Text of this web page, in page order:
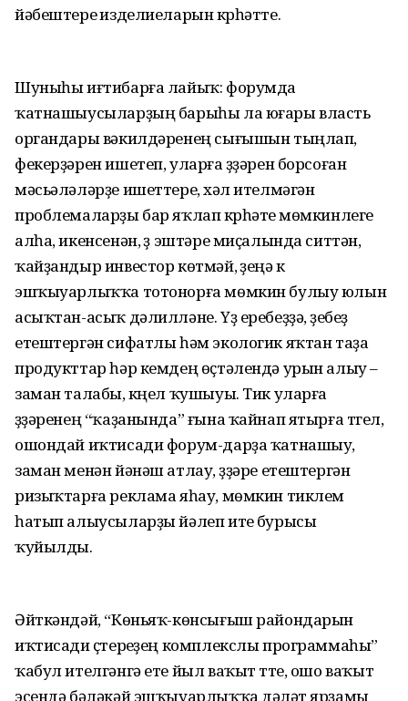
йәбештереү изделиеларын күрһәтте.
Шуныһы иғтибарға лайыҡ: форумда
ҡатнашыусыларҙың барыһы ла юғары власть
органдары вәкилдәренең сығышын тыңлап,
фекерҙәрен ишетеп, уларға үҙҙәрен борсоған
мәсьәләләрҙе ишеттереү, хәл ителмәгән
проблемаларҙы бар яҡлап күрһәтеү мөмкинлеге
алһа, икенсенән, үҙ эштәре миҫалында ситтән,
ҡайҙандыр инвестор көтмәй, үҙеңә үк
эшҡыуарлыҡҡа тотонорға мөмкин булыу юлын
асыҡтан-асыҡ дәлилләне. Үҙ еребеҙҙә, үҙебеҙ
етештергән сифатлы һәм экологик яҡтан таҙа
продукттар һәр кемдең өҫтәлендә урын алыу –
заман талабы, күңел ҡушыуы. Тик уларға
үҙҙәренең “ҡаҙанында” ғына ҡайнап ятырға түгел,
ошондай иҡтисади форум-дарҙа ҡатнашыу,
заман менән йәнәш атлау, үҙҙәре етештергән
ризыҡтарға реклама яһау, мөмкин тиклем
һатып алыусыларҙы йәлеп итеү бурысы
ҡуйылды.
Әйткәндәй, “Көньяҡ-көнсығыш райондарын
иҡтисади үҫтереүҙең комплекслы программаһы”
ҡабул ителгәнгә ете йыл ваҡыт үтте, ошо ваҡыт
эсендә бәләкәй эшҡыуарлыҡҡа дәүләт ярҙамы